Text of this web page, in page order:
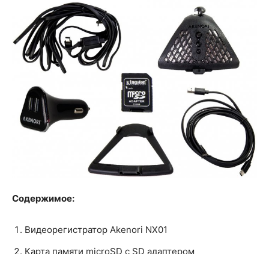
Содержимое:
Видеорегистратор Akenori NX01
Карта памяти microSD с SD адаптером